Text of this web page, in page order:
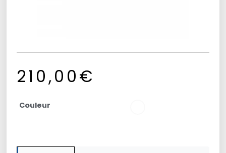
210,00€
Couleur